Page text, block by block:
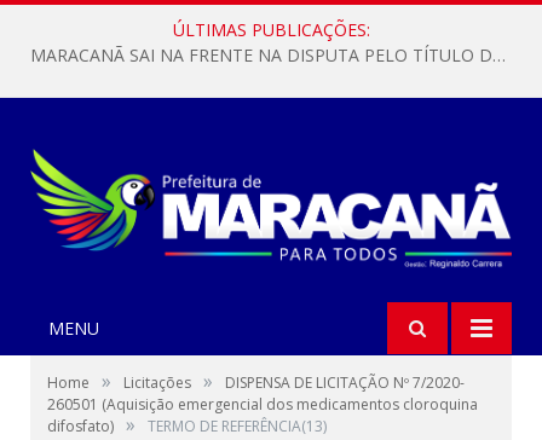
ÚLTIMAS PUBLICAÇÕES:
MARACANÃ SAI NA FRENTE NA DISPUTA PELO TÍTULO DA COPA PARÁ SUB-17!
MENU
Home » Licitações »
DISPENSA DE LICITAÇÃO Nº 7/2020-
260501 (Aquisição emergencial dos medicamentos cloroquina
difosfato) » TERMO DE REFERÊNCIA(13)